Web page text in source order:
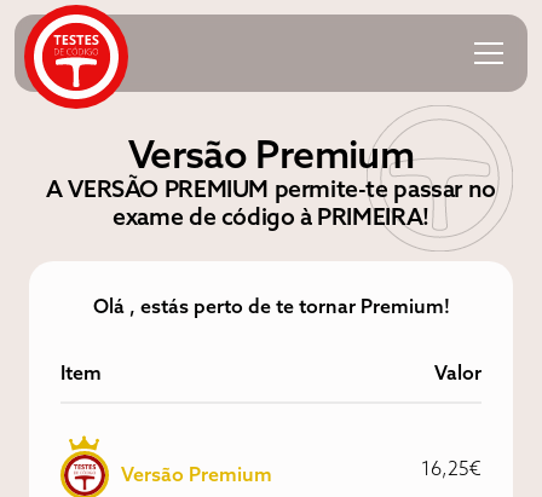
Versão Premium
A VERSÃO PREMIUM permite-te passar no
exame de código à PRIMEIRA!
Olá , estás perto de te tornar Premium!
Item Valor
Versão Premium 16,25€